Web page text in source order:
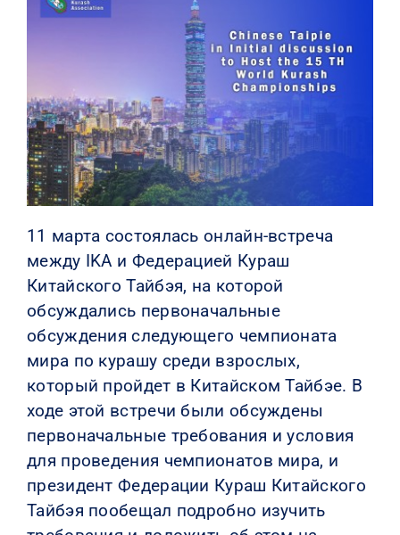
11 марта состоялась онлайн-встреча
между IKA и Федерацией Кураш
Китайского Тайбэя, на которой
обсуждались первоначальные
обсуждения следующего чемпионата
мира по курашу среди взрослых,
который пройдет в Китайском Тайбэе. В
ходе этой встречи были обсуждены
первоначальные требования и условия
для проведения чемпионатов мира, и
президент Федерации Кураш Китайского
Тайбэя пообещал подробно изучить